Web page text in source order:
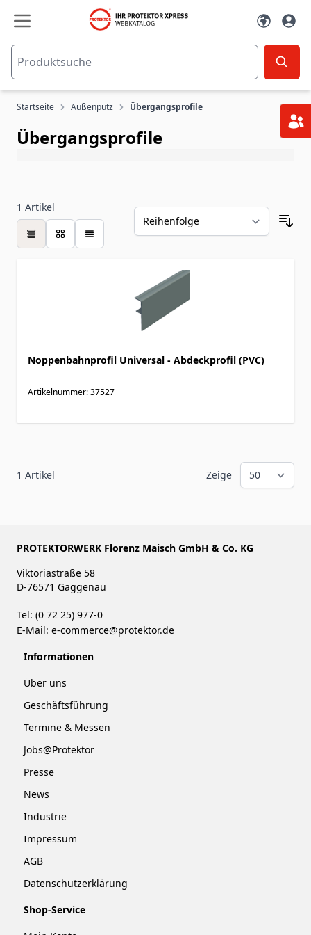
Zum Inhalt springen
Startseite Außenputz Übergangsprofile
Übergangsprofile
1 Artikel
Tabelle
Noppenbahnprofil Universal - Abdeckprofil (PVC)
Artikelnummer: 37527
1 Artikel Zeige
PROTEKTORWERK Florenz Maisch GmbH & Co. KG
Viktoriastraße 58
D-76571 Gaggenau
Tel: (0 72 25) 977-0
E-Mail: e-commerce@protektor.de
Informationen
Über uns
Geschäftsführung
Termine & Messen
Jobs@Protektor
Presse
News
Industrie
Impressum
AGB
Datenschutzerklärung
Shop-Service